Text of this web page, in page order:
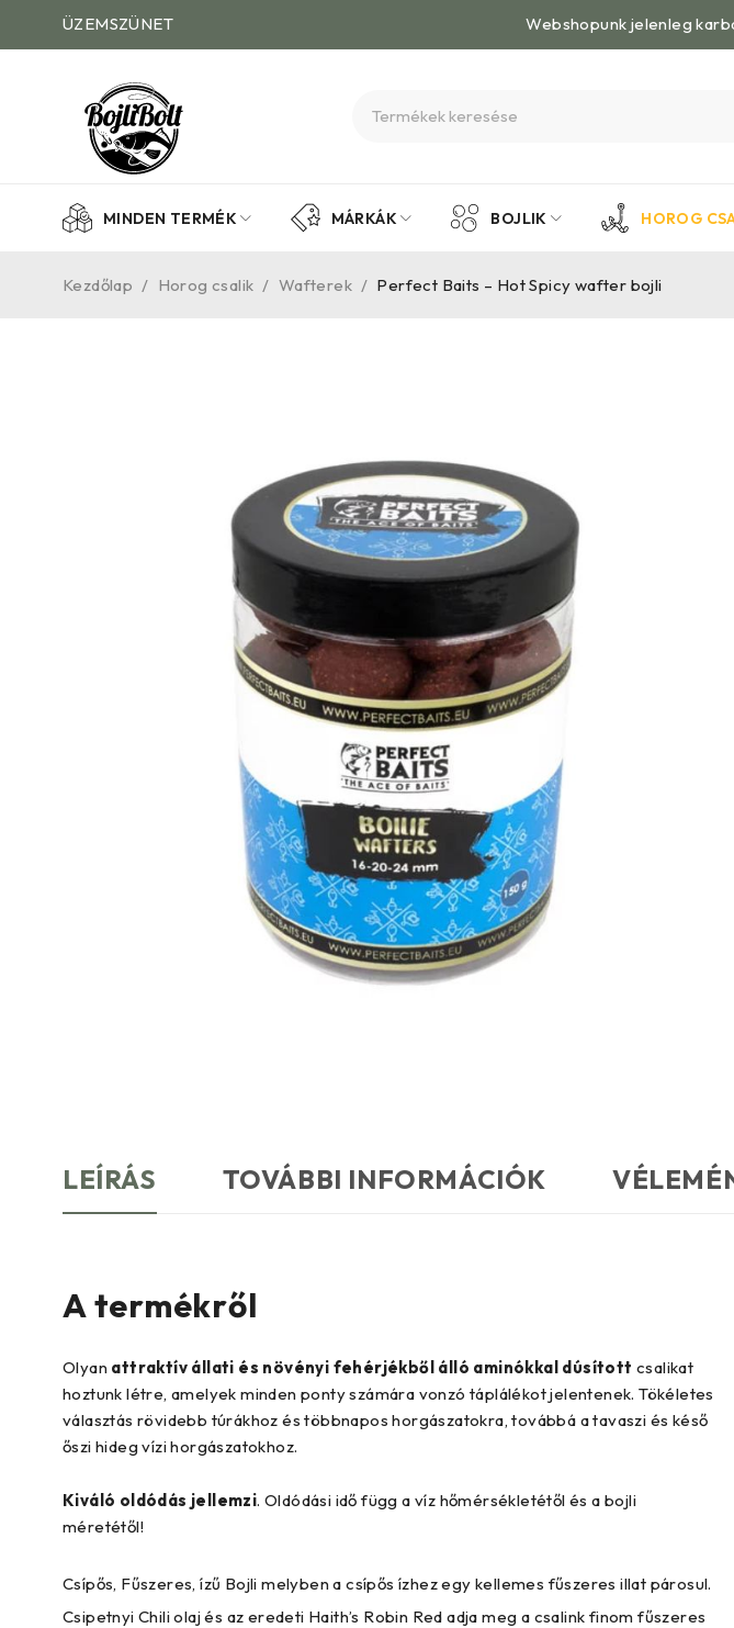
ÜZEMSZÜNET Webshopunk jelenleg
MINDEN TERMÉK MÁRKÁK BOJLIK HOROG
Kezdőlap / Horog csalik / Wafterek / Perfect Baits – Hot Spicy wafter bojli
LEÍRÁS TOVÁBBI INFORMÁCIÓK
A termékről
Olyan attraktív állati és növényi fehérjékből álló aminókkal dúsított csalikat
hoztunk létre, amelyek minden ponty számára vonzó táplálékot jelentenek. Tökéletes
választás rövidebb túrákhoz és többnapos horgászatokra, továbbá a tavaszi és késő
őszi hideg vízi horgászatokhoz.
Kiváló oldódás jellemzi. Oldódási idő függ a víz hőmérsékletétől és a bojli
méretétől!
Csípős, Fűszeres, ízű Bojli melyben a csípős ízhez egy kellemes fűszeres illat párosul.
Csipetnyi Chili olaj és az eredeti Haith’s Robin Red adja meg a csalink finom fűszeres